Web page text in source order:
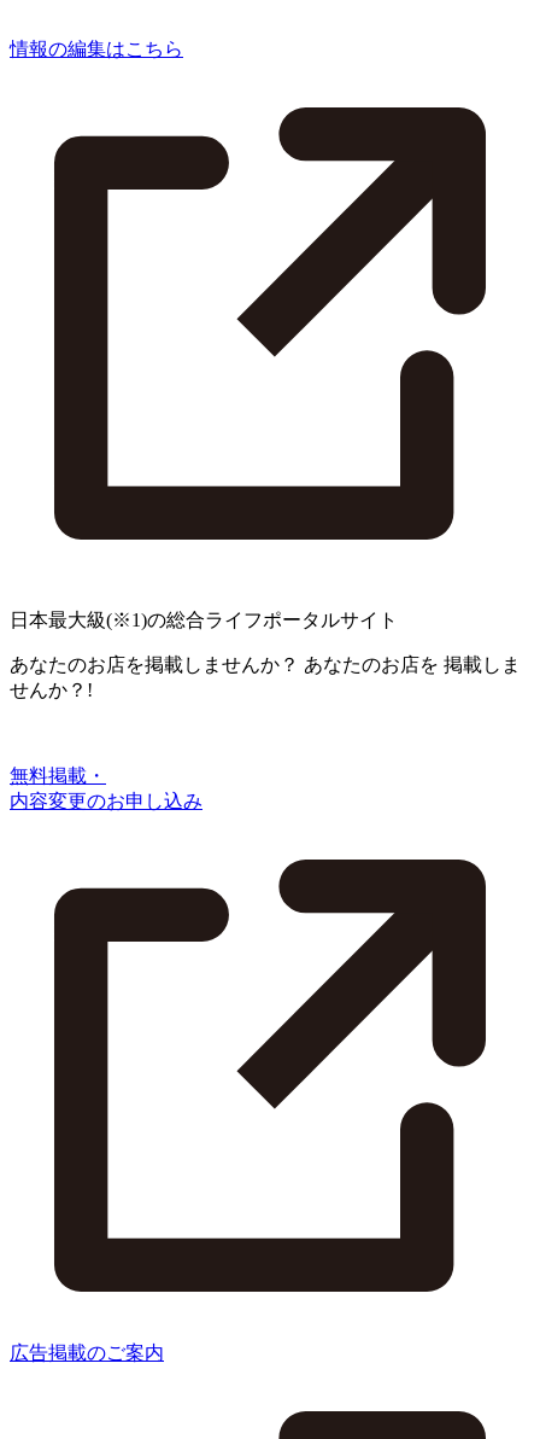
情報の編集はこちら
日本最大級(※1)の総合ライフポータルサイト
あなたのお店を掲載しませんか？ あなたのお店を 掲載しま
せんか？!
無料掲載・
内容変更のお申し込み
広告掲載のご案内